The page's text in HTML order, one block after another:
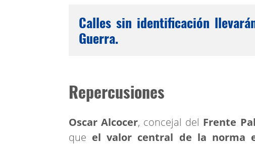
Calles sin identificación
Guerra.
Repercusiones
Oscar Alcocer, concejal del Frente
que elvalor central de la norma